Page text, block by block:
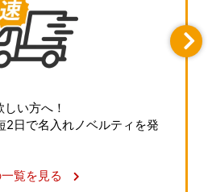
い方へ！
2日で名入れノベルティを発
覧を見る